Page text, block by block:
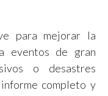
para mejorar la
eventos de gran
o desastres
completo y